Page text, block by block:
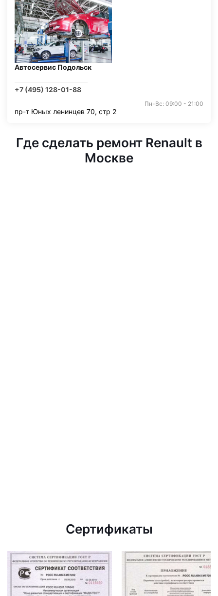
Автосервис Подольск
+7 (495) 128-01-88
Пн-Вс: 09:00 - 21:00
пр-т Юных ленинцев 70, стр 2
Где сделать ремонт Renault в
Москве
Сертификаты